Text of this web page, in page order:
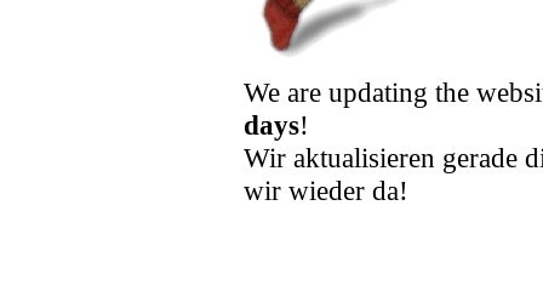
We are updating the
days!
Wir aktualisieren gerade
wir wieder da!